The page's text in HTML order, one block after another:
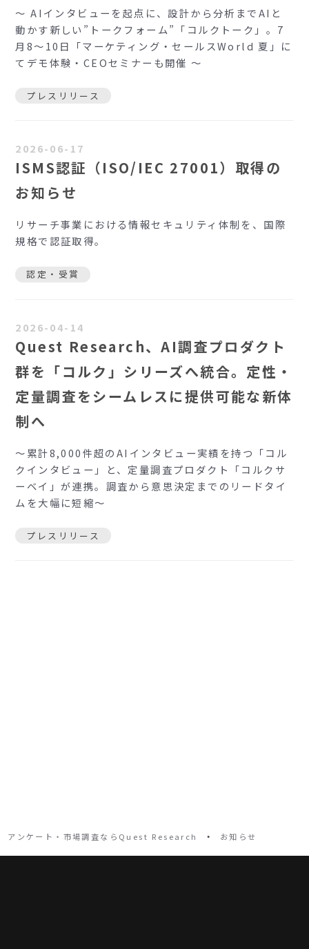
～ AIインタビューを起点に、設計から分析までAIと
動かす新しい”トークフォーム”「コルクトーク」。7
月8〜10日「マーケティング・セールスWorld 夏」に
てデモ体験・CEOセミナーも開催 ～
プレスリリース
2026-06-17
ISMS認証（ISO/IEC 27001）取得の
お知らせ
リサーチ事業における情報セキュリティ体制を、国際
規格で認証取得。
認定・受賞
2026-04-14
Quest Research、AI調査プロダクト
群を「コルク」シリーズへ統合。定性・
定量調査をシームレスに提供可能な新体
制へ
〜累計8,000件超のAIインタビュー実績を持つ「コル
クインタビュー」と、定量調査プロダクト「コルクサ
ーベイ」が連携。調査から意思決定までのリードタイ
ムを大幅に短縮〜
プレスリリース
アンケート・市場調査ならQuest Research ・ お知らせ